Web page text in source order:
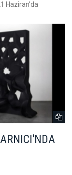
Haziran’da